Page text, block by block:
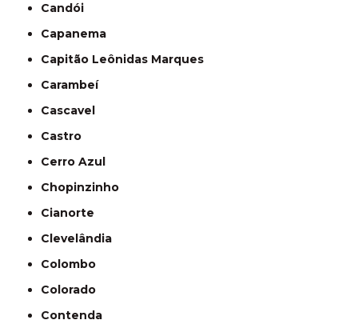
Candói
Capanema
Capitão Leônidas Marques
Carambeí
Cascavel
Castro
Cerro Azul
Chopinzinho
Cianorte
Clevelândia
Colombo
Colorado
Contenda